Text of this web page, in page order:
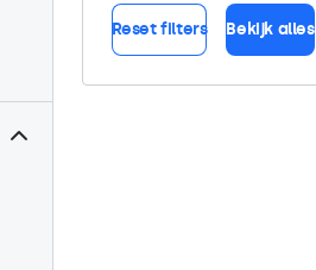
Reset filters Bekijk alles